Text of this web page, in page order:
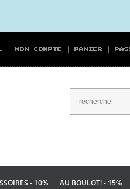
MON COMPTE PANIER
- 10% AU BOULOT! - 15%